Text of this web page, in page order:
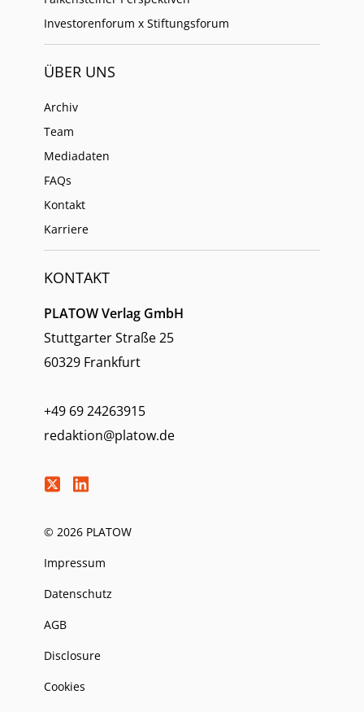
Investorenforum x Stiftungsforum
ÜBER UNS
Archiv
Team
Mediadaten
FAQs
Kontakt
Karriere
KONTAKT
PLATOW Verlag GmbH
Stuttgarter Straße 25
60329 Frankfurt
+49 69 24263915
redaktion@platow.de
© 2026 PLATOW
Impressum
Datenschutz
AGB
Disclosure
Cookies